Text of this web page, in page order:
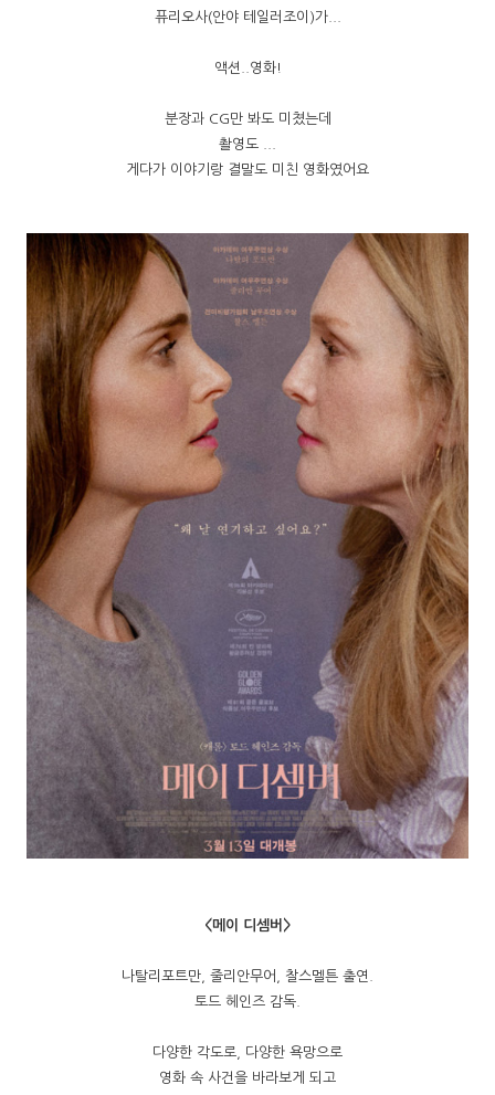
퓨리오사(안야 테일러조이)가...
액션..영화!
분장과 CG만 봐도 미쳤는데
촬영도 ...
게다가 이야기랑 결말도 미친 영화였어요
<메이 디셈버>
나탈리포트만, 줄리안무어, 찰스멜튼 출연.
토드 헤인즈 감독.
다양한 각도로, 다양한 욕망으로
영화 속 사건을 바라보게 되고